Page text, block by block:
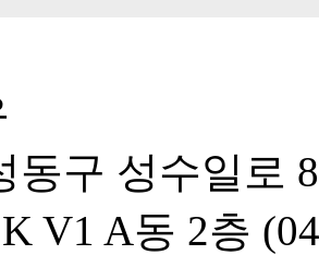
동구 성수일로
V1 A동 2층